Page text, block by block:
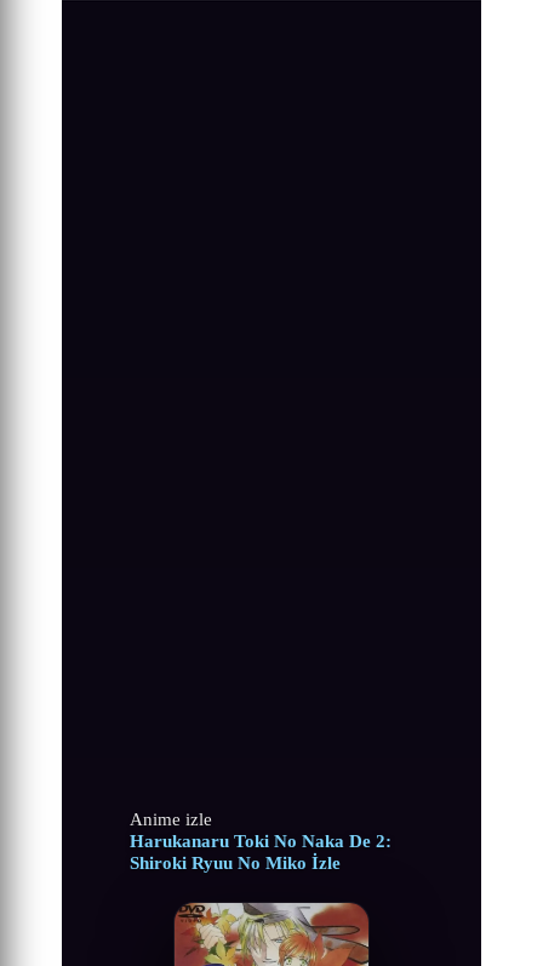
Anime izle
Harukanaru Toki No Naka De 2:
Shiroki Ryuu No Miko İzle